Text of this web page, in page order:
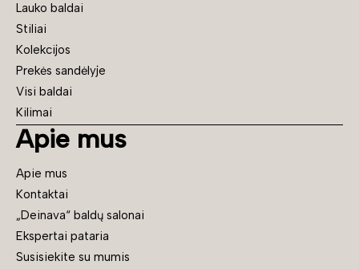
Lauko baldai
Stiliai
Kolekcijos
Prekės sandėlyje
Visi baldai
Kilimai
Apie mus
Apie mus
Kontaktai
„Deinava“ baldų salonai
Ekspertai pataria
Susisiekite su mumis